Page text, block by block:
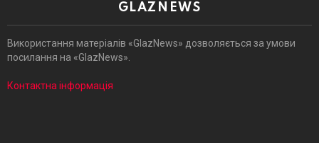
GLAZNEWS
Використання матеріалів «GlazNews» дозволяється за умови
посилання на «GlazNews».
Контактна інформація